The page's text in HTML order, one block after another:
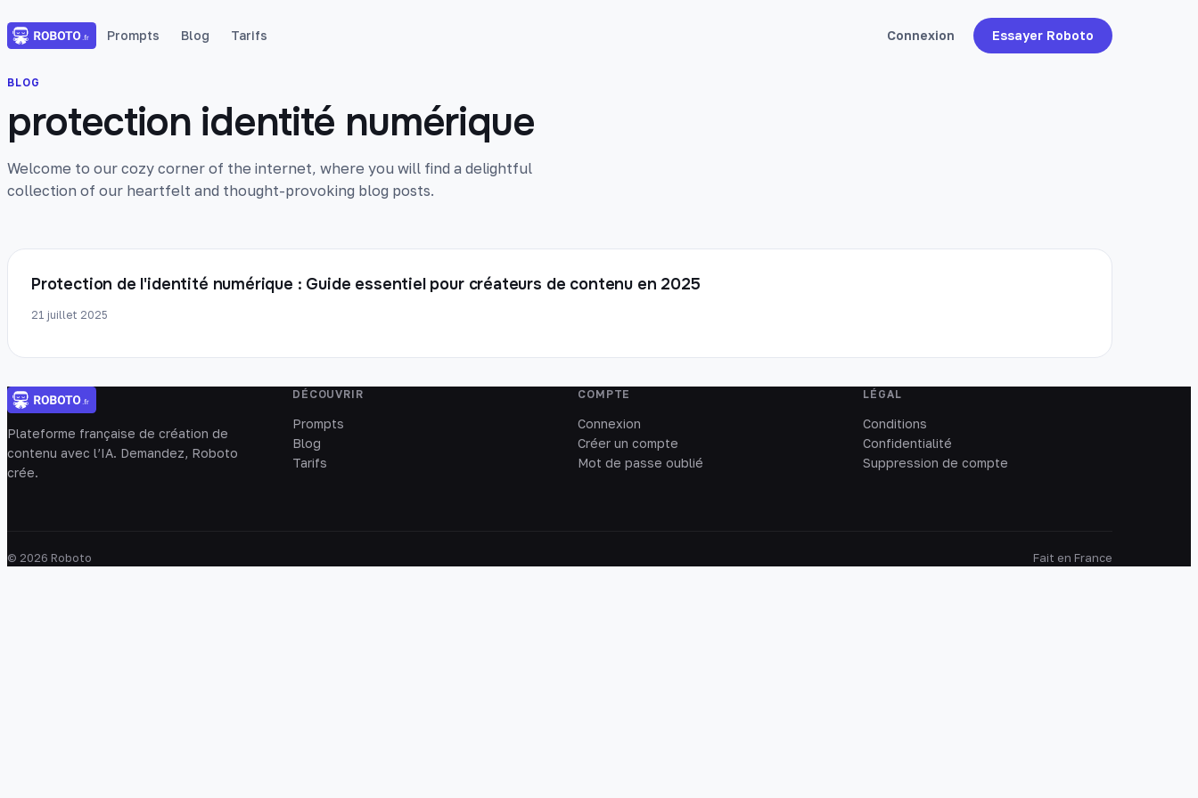
Prompts Blog Tarifs Connexion Essayer Roboto
BLOG
protection identité numérique
Welcome to our cozy corner of the internet, where you will find a delightful
collection of our heartfelt and thought-provoking blog posts.
Protection de l'identité numérique : Guide essentiel pour créateurs de contenu en 2025
21 juillet 2025
Plateforme française de création de
contenu avec l’IA. Demandez, Roboto
crée.
DÉCOUVRIR
Prompts
Blog
Tarifs
COMPTE
Connexion
Créer un compte
Mot de passe oublié
LÉGAL
Conditions
Confidentialité
Suppression de compte
© 2026 Roboto Fait en France